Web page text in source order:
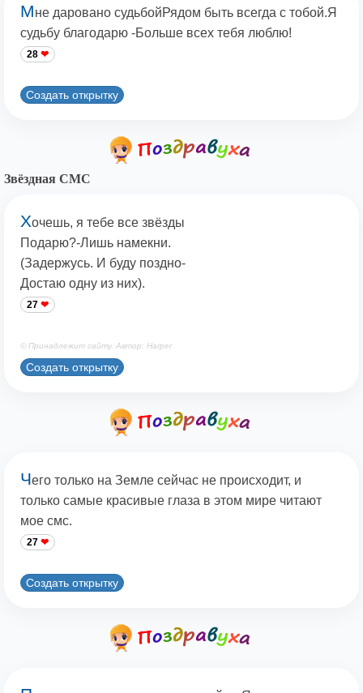
Мне даровано судьбойРядом быть всегда с тобой.Я
судьбу благодарю -Больше всех тебя люблю!
28
Создать открытку
Звёздная СМС
Хочешь, я тебе все звёзды
Подарю?-Лишь намекни.
(Задержусь. И буду поздно-
Достаю одну из них).
27
© Принадлежит сайту. Автор: Harper
Создать открытку
Чего только на Земле сейчас не происходит, и
только самые красивые глаза в этом мире читают
мое смс.
27
Создать открытку